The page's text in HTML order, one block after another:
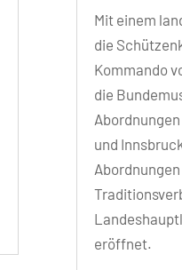
Mit einem
die
Kommando
die
und
eröffnet.